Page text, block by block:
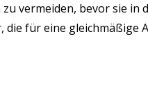
vermeiden, bevor sie
für eine